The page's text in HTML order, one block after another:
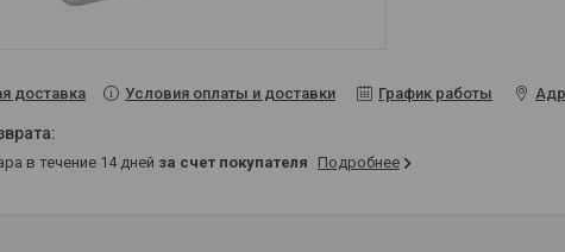
доставка Условия оплаты и доставки График работы
в течение 14 дней за счет покупателя Подробнее